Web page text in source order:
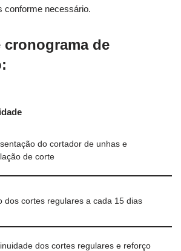
conforme necessário.
cronograma de
do cortador de unhas e
de corte
dos cortes regulares a cada 15 dias
dos cortes regulares e reforço